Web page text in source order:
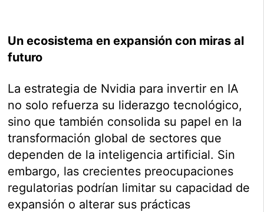
Un ecosistema en expansión con miras al
futuro
La estrategia de Nvidia para invertir en IA
no solo refuerza su liderazgo tecnológico,
sino que también consolida su papel en la
transformación global de sectores que
dependen de la inteligencia artificial. Sin
embargo, las crecientes preocupaciones
regulatorias podrían limitar su capacidad de
expansión o alterar sus prácticas